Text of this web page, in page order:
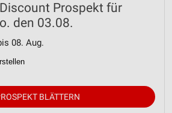
Prospekt für
den 03.08.
08. Aug.
BLÄTTERN